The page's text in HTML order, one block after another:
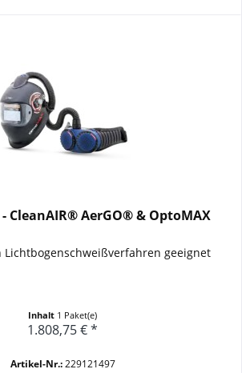
- CleanAIR® AerGO® & OptoMAX
Lichtbogenschweißverfahren geeignet
Inhalt 1 Paket(e)
1.808,75 € *
Artikel-Nr.:229121497